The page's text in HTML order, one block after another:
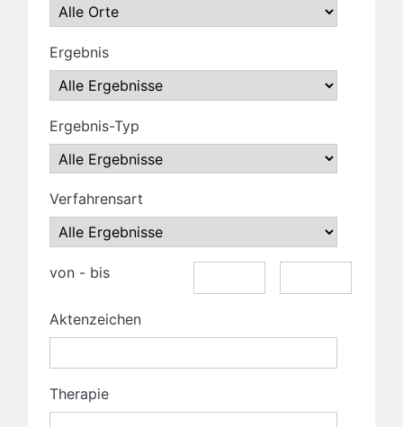
Ergebnis
Ergebnis-Typ
Verfahrensart
von - bis
Aktenzeichen
Therapie